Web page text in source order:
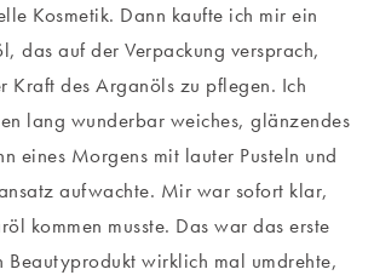
Kosmetik. Dann kaufte ich mir ein
das auf der Verpackung versprach,
Kraft des Arganöls zu pflegen. Ich
lang wunderbar weiches, glänzendes
eines Morgens mit lauter Pusteln und
aufwachte. Mir war sofort klar,
kommen musste. Das war das erste
Beautyprodukt wirklich mal umdrehte,